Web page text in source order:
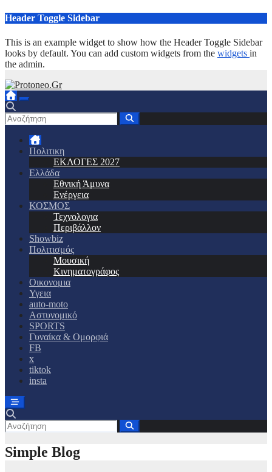
Μετάβαση
περιεχόμενο
Header Toggle Sidebar
This is an example widget to show how the Header Toggle Sidebar
looks by default. You can add custom widgets from the widgets in
the admin.
Πολιτικη
ΕΚΛΟΓΕΣ 2027
Ελλάδα
Εθνική Άμυνα
Ενέργεια
ΚΟΣΜΟΣ
Τεχνολογια
Περιβάλλον
Showbiz
Πολιτισμός
Μουσική
Κινηματογράφος
Οικονομια
Υγεια
auto-moto
Αστυνομικό
SPORTS
Γυναίκα & Ομορφιά
FB
x
tiktok
insta
Simple Blog